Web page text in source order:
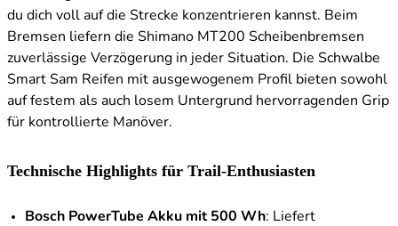
du dich voll auf die Strecke konzentrieren kannst. Beim
Bremsen liefern die Shimano MT200 Scheibenbremsen
zuverlässige Verzögerung in jeder Situation. Die Schwalbe
Smart Sam Reifen mit ausgewogenem Profil bieten sowohl
auf festem als auch losem Untergrund hervorragenden Grip
für kontrollierte Manöver.
Technische Highlights für Trail-Enthusiasten
Bosch PowerTube Akku mit 500 Wh: Liefert